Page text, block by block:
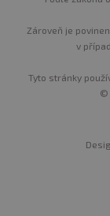
Zároveň je
v
Tyto stránky
©